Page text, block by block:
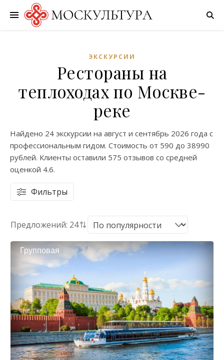
ЭКСКУРСИИ
Рестораны на
теплоходах по Москве-
реке
Найдено 24 экскурсии на август и сентябрь 2026 года с
профессиональным гидом. Стоимость от 590 до 38990
рублей. Клиенты оставили 575 отзывов со средней
оценкой 4.6.
Фильтры
Предложений: 24
Групповая